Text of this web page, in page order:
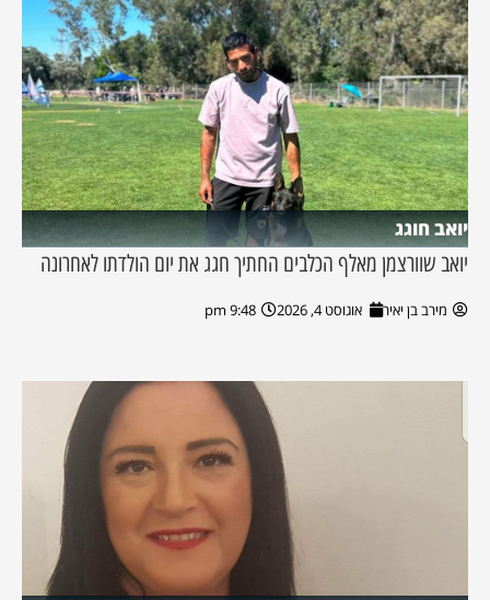
יואב חוגג
יואב שוורצמן מאלף הכלבים החתיך חגג את יום הולדתו לאחרונה
מירב בן יאיר אוגוסט 4, 2026 9:48 pm